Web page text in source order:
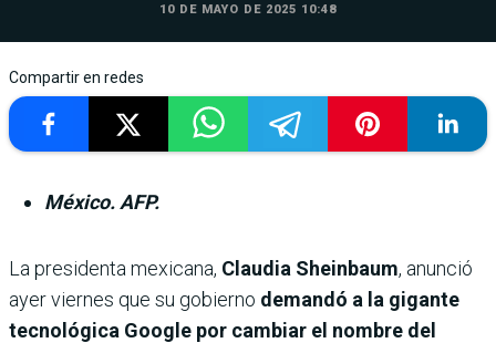
10 DE MAYO DE 2025 10:48
Compartir en redes
México. AFP.
La presidenta mexicana, Claudia Sheinbaum, anunció
ayer viernes que su gobierno demandó a la gigante
tecnológica Google por cambiar el nombre del